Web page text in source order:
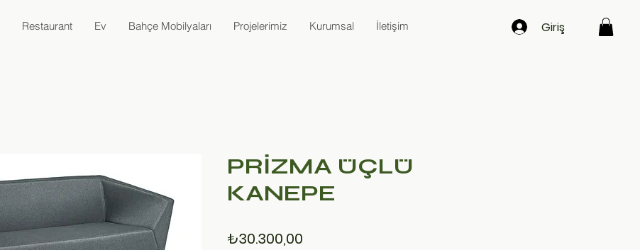
Restaurant Ev Bahçe Mobilyaları Projelerimiz Kurumsal İletişim Giriş
PRİZMA ÜÇLÜ
KANEPE
₺30.300,00